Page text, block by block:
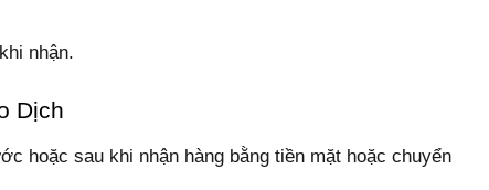
nhận.
Dịch
hoặc sau khi nhận hàng bằng tiền mặt hoặc chuyển